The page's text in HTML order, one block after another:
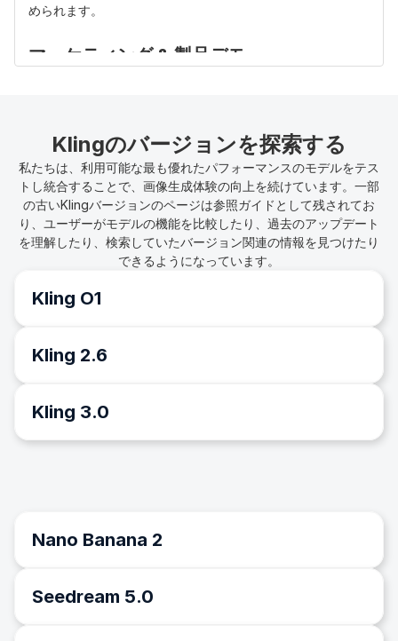
無料版でも、Kling AIは滑らかな動きとリアルな効果を備え
タジオで制作されたような動画に仕上がります。
められます。
マーケティング & 製品デモ
ズーム／フォロー機能で動きを加え、音声やテキストのオー
バーレイを追加すれば、広告に最適です。
教育・ストーリーテリング
静止画や簡単なプロンプトを動きのあるビジュアルに変えま
しょう。概念を図解したり、図をアニメーション化したり、
ミニストーリー動画を作成したりできます。Kling AI を使え
ば、教育者やストーリーテラーはスライドの枠を超えられま
す。
Klingのバージョンを探索する
私たちは、利用可能な最も優れたパフォーマンスのモデルをテス
トし統合することで、画像生成体験の向上を続けています。一部
の古いKlingバージョンのページは参照ガイドとして残されてお
り、ユーザーがモデルの機能を比較したり、過去のアップデート
を理解したり、検索していたバージョン関連の情報を見つけたり
できるようになっています。
Kling O1
Kling 2.6
Kling 3.0
Nano Banana 2
Seedream 5.0